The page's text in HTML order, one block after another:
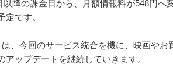
以降の課金日から、月額情報料が548円
定です。
は、今回のサービス統合を機に、映画や
アップデートを継続していきます。